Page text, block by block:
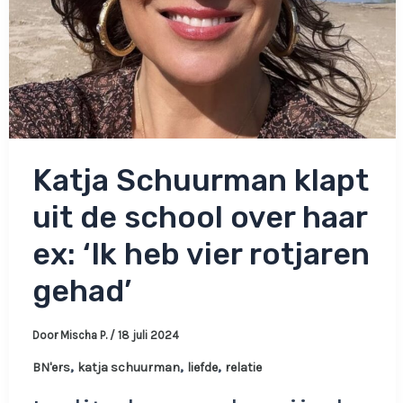
Katja Schuurman klapt
uit de school over haar
ex: ‘Ik heb vier rotjaren
gehad’
Door Mischa P. / 18 juli 2024
BN'ers, katja schuurman, liefde, relatie